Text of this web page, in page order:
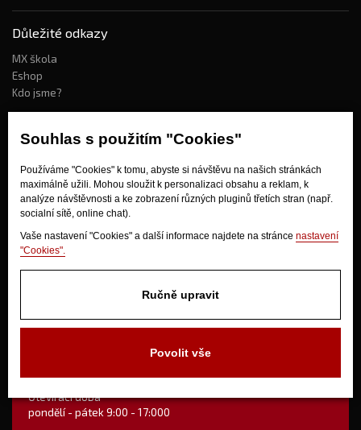
Souhlas s použitím "Cookies"
Používáme "Cookies" k tomu, abyste si návštěvu na našich stránkách
maximálně užili. Mohou sloužit k personalizaci obsahu a reklam, k
analýze návštěvnosti a ke zobrazení různých pluginů třetích stran (např.
socialní sítě, online chat).
Vaše nastavení "Cookies" a další informace najdete na stránce nastavení
"Cookies".
Ručně upravit
Povolit vše
Důležité odkazy
MX škola
Eshop
Kdo jsme?
Jak nakupovat?
Obchodní podmínky
Doprava
Odstoupení od kupní smlouvy
Otevírací doba
pondělí - pátek 9:00 - 17:000